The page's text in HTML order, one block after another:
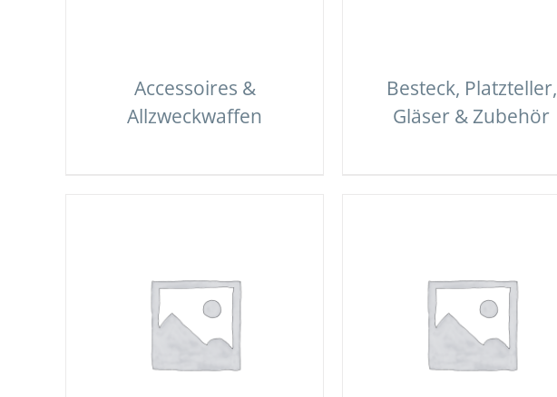
Accessoires &
Allzweckwaffen
Besteck, Platzteller,
Gläser & Zubehör